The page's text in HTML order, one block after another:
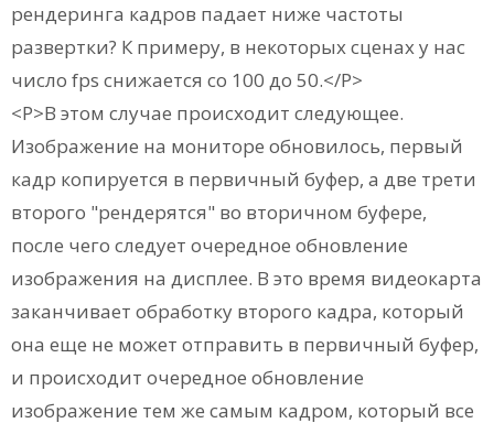
рендеринга кадров падает ниже частоты
развертки? К примеру, в некоторых сценах у нас
число fps снижается со 100 до 50.</P>
<P>В этом случае происходит следующее.
Изображение на мониторе обновилось, первый
кадр копируется в первичный буфер, а две трети
второго "рендерятся" во вторичном буфере,
после чего следует очередное обновление
изображения на дисплее. В это время видеокарта
заканчивает обработку второго кадра, который
она еще не может отправить в первичный буфер,
и происходит очередное обновление
изображение тем же самым кадром, который все